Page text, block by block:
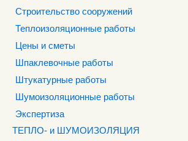
Строительство сооружений
Теплоизоляционные работы
Цены и сметы
Шпаклевочные работы
Штукатурные работы
Шумоизоляционные работы
Экспертиза
ТЕПЛО- и ШУМОИЗОЛЯЦИЯ